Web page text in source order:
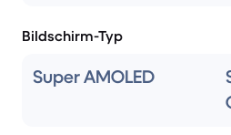
Bildschirm-Typ
Super AMOLED